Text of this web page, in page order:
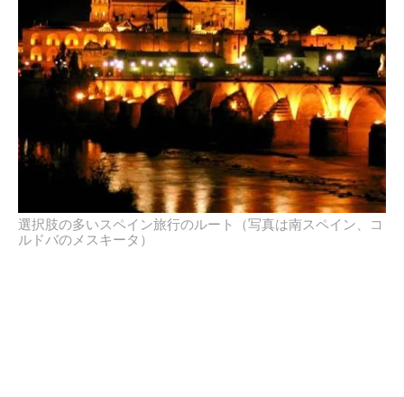
選択肢の多いスペイン旅行のルート（写真は南スペイン、コ
ルドバのメスキータ）